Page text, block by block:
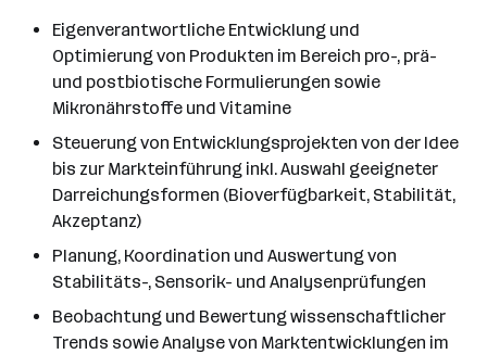
Eigenverantwortliche Entwicklung und
Optimierung von Produkten im Bereich pro-, prä-
und postbiotische Formulierungen sowie
Mikronährstoffe und Vitamine
Steuerung von Entwicklungsprojekten von der Idee
bis zur Markteinführung inkl. Auswahl geeigneter
Darreichungsformen (Bioverfügbarkeit, Stabilität,
Akzeptanz)
Planung, Koordination und Auswertung von
Stabilitäts-, Sensorik- und Analysenprüfungen
Beobachtung und Bewertung wissenschaftlicher
Trends sowie Analyse von Marktentwicklungen im